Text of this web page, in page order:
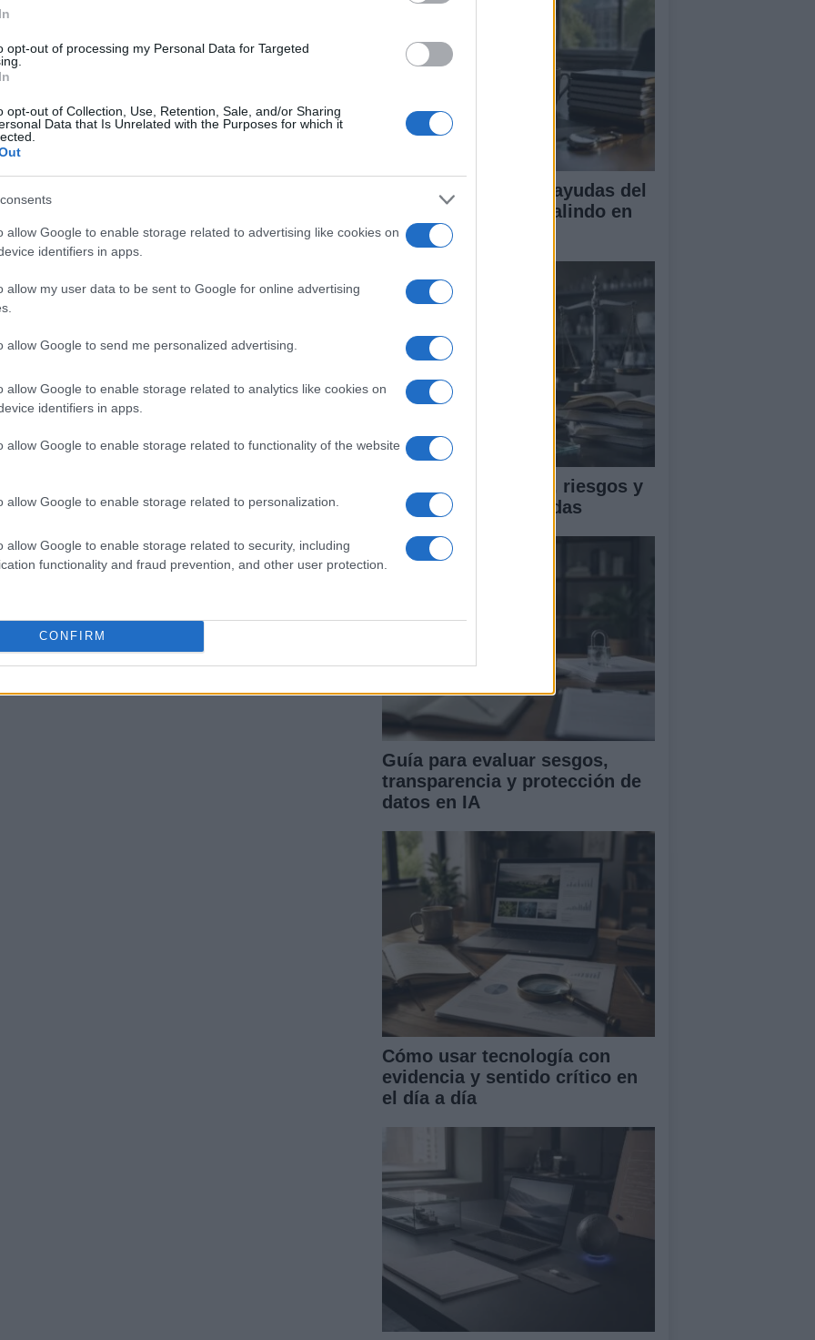
opt-out of processing my Personal Data for Targeted
opt-out of Collection, Use, Retention, Sale, and/or Sharing
Data that Is Unrelated with the Purposes for which it
allow Google to enable storage related to advertising like cookies on
identifiers in apps.
allow my user data to be sent to Google for online advertising
allow Google to send me personalized advertising.
allow Google to enable storage related to analytics like cookies on
identifiers in apps.
allow Google to enable storage related to functionality of the website
allow Google to enable storage related to personalization.
allow Google to enable storage related to security, including
functionality and fraud prevention, and other user protection.
CONFIRM
tóxico, peligrosos piratas y feroces rakghouls,
Sith. Con la determinación de superar todos
líderes Jedi siguen avanzando en su propósito. Sin
tiene otros planes… –SWTOR(traducción
más sobre SWTORVía
SWTOR
ARTÍCULO SIGUIENTE
UJA obtiene cuatro ayudas del
programa Beatriz Galindo en
2026
Ética en IA: marcos, riesgos y
mitigaciones aplicadas
Guía para evaluar sesgos,
transparencia y protección de
datos en IA
Cómo usar tecnología con
evidencia y sentido crítico en
el día a día